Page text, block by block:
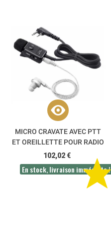
MICRO CRAVATE AVEC PTT
ET OREILLETTE POUR RADIO
PMR - HM-153LA ICOM
102,02 €
En stock, livraison immédiate !